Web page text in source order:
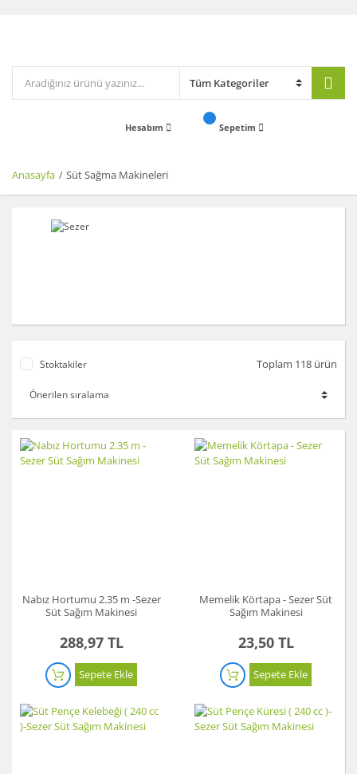
Hesabım Sepetim
Anasayfa Süt Sağma Makineleri
Stoktakiler Toplam 118 ürün
Nabız Hortumu 2.35 m -Sezer
Süt Sağım Makinesi
288,97 TL
Sepete Ekle
Memelik Körtapa - Sezer Süt
Sağım Makinesi
23,50 TL
Sepete Ekle